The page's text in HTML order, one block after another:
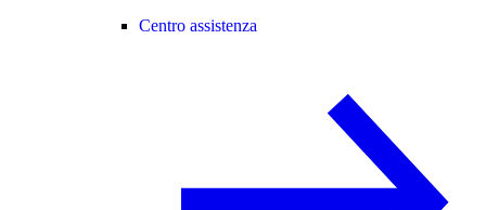
Centro assistenza